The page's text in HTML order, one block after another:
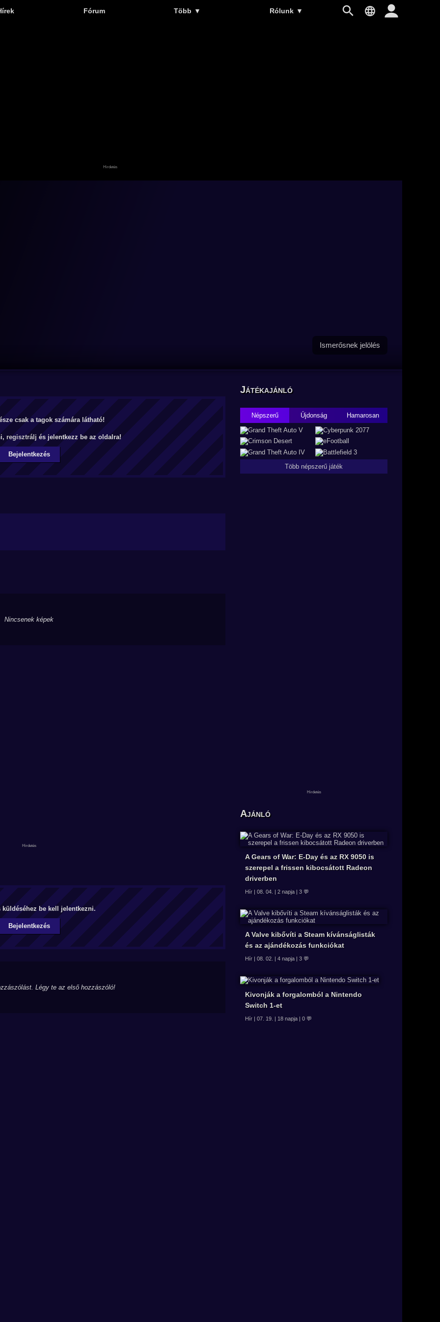
Fórum Több ▼ Rólunk ▼
Ismerősnek jelölés
csak a tagok számára látható!
regisztrálj és jelentkezz be az oldalra!
Bejelentkezés
Nincsenek képek
küldéséhez be kell jelentkezni.
Bejelentkezés
Légy te az első hozzászóló!
Játékajánló
Népszerű Újdonság Hamarosan
Több népszerű játék
Ajánló
A Gears of War: E-Day és az RX 9050 is
szerepel a frissen kibocsátott Radeon
driverben
Hír | 08. 04. | 2 napja | 3 💬
A Valve kibővíti a Steam kívánságlisták
és az ajándékozás funkciókat
Hír | 08. 02. | 4 napja | 3 💬
Kivonják a forgalomból a Nintendo
Switch 1-et
Hír | 07. 19. | 18 napja | 0 💬